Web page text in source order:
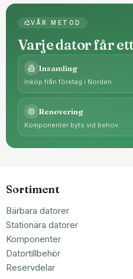
VÅR METOD
Varje dator får
Insamling
Inköp från företag i Norden.
Renovering
Komponenter byts vid behov.
Sortiment
Bärbara datorer
Stationära datorer
Komponenter
Datortillbehör
Reservdelar